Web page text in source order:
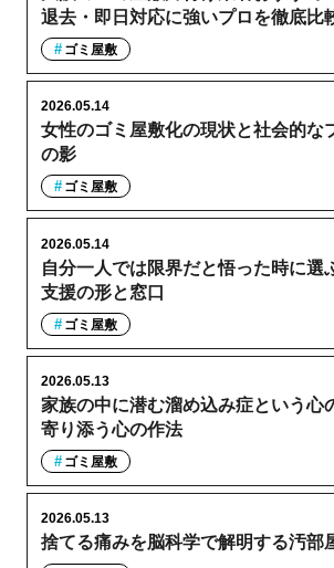
退去・即日対応に強いプロを徹底比
ゴミ屋敷
女性のゴミ屋敷化の現状と社会的な
の影
2026.05.14
ゴミ屋敷
自分一人では限界だと悟った時に選
支援の形と窓口
2026.05.14
ゴミ屋敷
家族の中に潜む溜め込み症という心
寄り添う心の作法
2026.05.13
ゴミ屋敷
捨てる痛みを脳科学で解明する汚部
2026.05.13